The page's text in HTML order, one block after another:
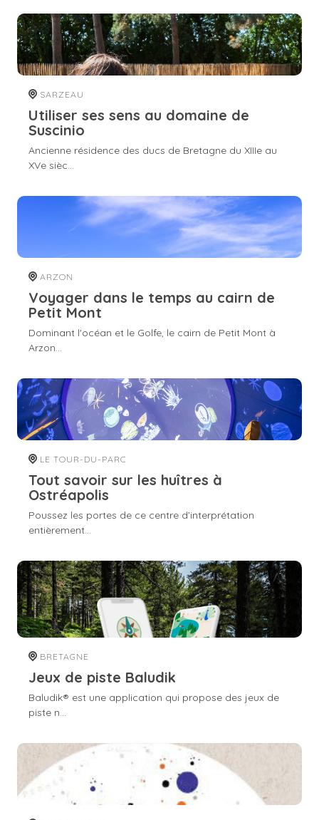
SARZEAU
Utiliser ses sens au domaine de
Suscinio
Ancienne résidence des ducs de Bretagne du XIIIe au
XVe sièc...
ARZON
Voyager dans le temps au cairn de
Petit Mont
Dominant l'océan et le Golfe, le cairn de Petit Mont à
Arzon...
LE TOUR-DU-PARC
Tout savoir sur les huîtres à
Ostréapolis
Poussez les portes de ce centre d’interprétation
entièrement...
BRETAGNE
Jeux de piste Baludik
Baludik® est une application qui propose des jeux de
piste n...